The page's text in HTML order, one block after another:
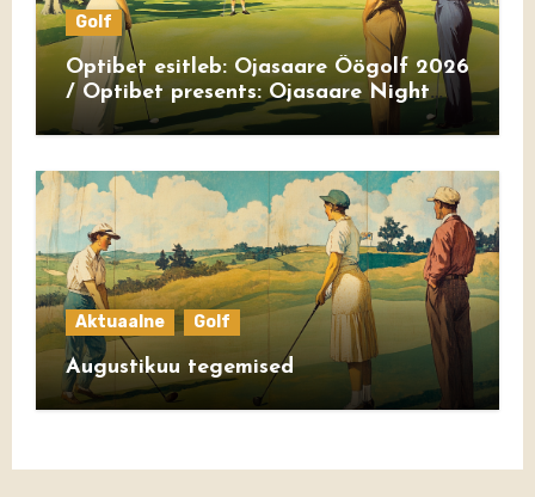
Golf
Optibet esitleb: Ojasaare Öögolf 2026
/ Optibet presents: Ojasaare Night
Golf 2026
Aktuaalne Golf
Augustikuu tegemised